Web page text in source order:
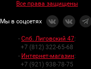
Все права защищены
Мы в соцсетях
- Спб. Лиговский 47:
+7 (812) 322-65-68
- Интернет-магазин:
+7 (921) 938-78-75